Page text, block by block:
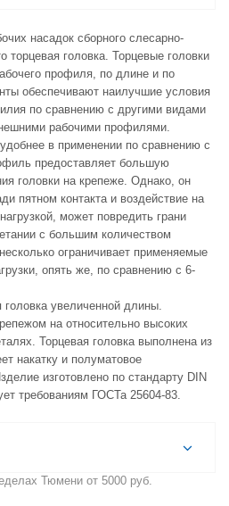
насадок сборного слесарно-
торцевая головка. Торцевые головки
профиля, по длине и по
обеспечивают наилучшие условия
по сравнению с другими видами
рабочими профилями.
в применении по сравнению с
предоставляет большую
головки на крепеже. Однако, он
пятном контакта и воздействие на
может повредить грани
с большим количеством
ограничивает применяемые
опять же, по сравнению с 6-
головка увеличенной длины.
на относительно высоких
Торцевая головка выполнена из
накатку и полуматовое
изготовлено по стандарту DIN
требованиям ГОСТа 25604-83.
Тюмени от 5000 руб.